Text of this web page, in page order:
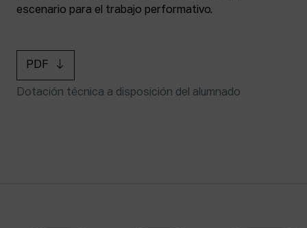
escenario para el trabajo performativo.
PDF
Dotación técnica a disposición del alumnado